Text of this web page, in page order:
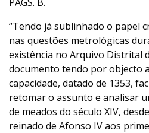
“Tendo já sublinhado o papel
nas questões metrológicas
existência no Arquivo Distrital
documento tendo por objecto
capacidade, datado de 1353,
retomar o assunto e analisar
de meados do século XIV,
reinado de Afonso IV aos